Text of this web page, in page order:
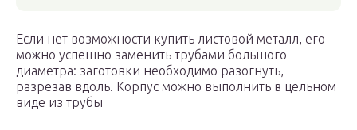
Если нет возможности купить листовой металл, его
можно успешно заменить трубами большого
диаметра: заготовки необходимо разогнуть,
разрезав вдоль. Корпус можно выполнить в цельном
виде из трубы